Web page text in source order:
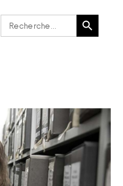
Rechercher : Bouton de recherche